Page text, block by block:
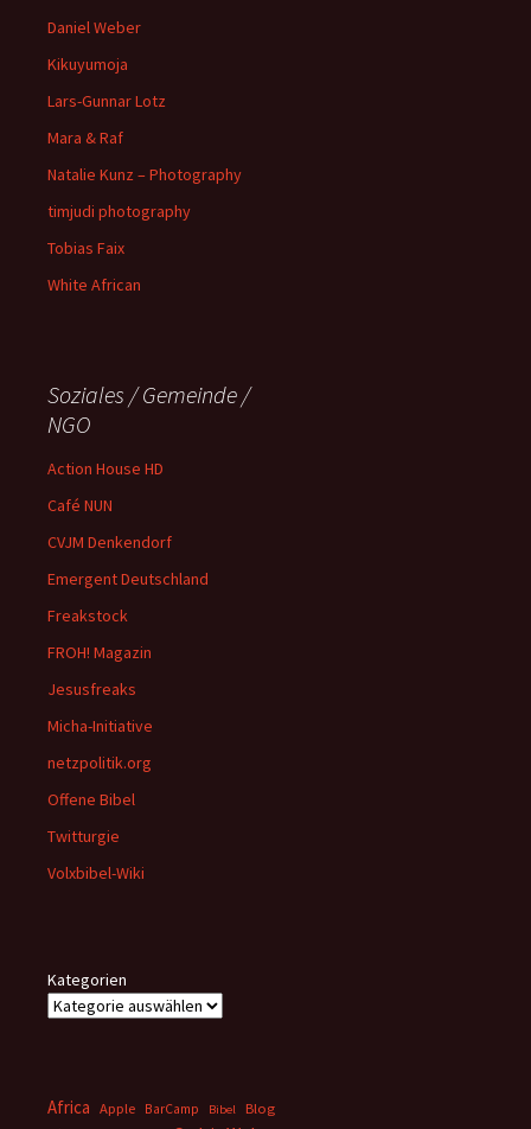
Daniel Weber
Kikuyumoja
Lars-Gunnar Lotz
Mara & Raf
Natalie Kunz – Photography
timjudi photography
Tobias Faix
White African
Soziales / Gemeinde /
NGO
Action House HD
Café NUN
CVJM Denkendorf
Emergent Deutschland
Freakstock
FROH! Magazin
Jesusfreaks
Micha-Initiative
netzpolitik.org
Offene Bibel
Twitturgie
Volxbibel-Wiki
Kategorien
Africa Apple BarCamp Bibel Blog